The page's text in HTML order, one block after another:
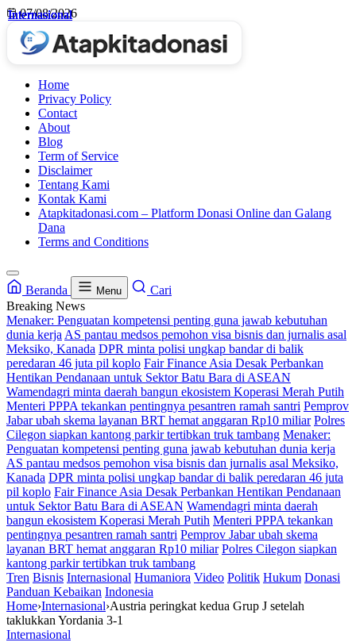
Skip
content
07/08/2026
Home
Privacy Policy
Contact
About
Blog
Term of Service
Disclaimer
Tentang Kami
Kontak Kami
Atapkitadonasi.com – Platform Donasi Online dan Galang
Dana
Terms and Conditions
Beranda Menu
Cari
Breaking News
Menaker: Penguatan kompetensi penting guna jawab kebutuhan
dunia kerja AS pantau medsos pemohon visa bisnis dan jurnalis asal
Meksiko, Kanada DPR minta polisi ungkap bandar di balik
peredaran 46 juta pil koplo Fair Finance Asia Desak Perbankan
Hentikan Pendanaan untuk Sektor Batu Bara di ASEAN
Wamendagri minta daerah bangun ekosistem Koperasi Merah Putih
Menteri PPPA tekankan pentingnya pesantren ramah santri Pemprov
Jabar ubah skema layanan BRT hemat anggaran Rp10 miliar Polres
Cilegon siapkan kantong parkir tertibkan truk tambang Menaker:
Penguatan kompetensi penting guna jawab kebutuhan dunia kerja
AS pantau medsos pemohon visa bisnis dan jurnalis asal Meksiko,
Kanada DPR minta polisi ungkap bandar di balik peredaran 46 juta
pil koplo Fair Finance Asia Desak Perbankan Hentikan Pendanaan
untuk Sektor Batu Bara di ASEAN Wamendagri minta daerah
bangun ekosistem Koperasi Merah Putih Menteri PPPA tekankan
pentingnya pesantren ramah santri Pemprov Jabar ubah skema
layanan BRT hemat anggaran Rp10 miliar Polres Cilegon siapkan
kantong parkir tertibkan truk tambang
Tren Bisnis Internasional Humaniora Video Politik Hukum Donasi
Panduan Kebaikan Indonesia
Home›Internasional›Austria peringkat kedua Grup J setelah
taklukkan Yordania 3-1
Internasional
Internasional
Internasional
Internasional
Internasional